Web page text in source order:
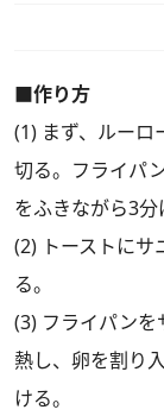
■作り方
(1) まず、ルーロ
切る。フライパ
をふきながら3分
(2) トーストにサ
る。
(3) フライパンを
熱し、卵を割り
ける。